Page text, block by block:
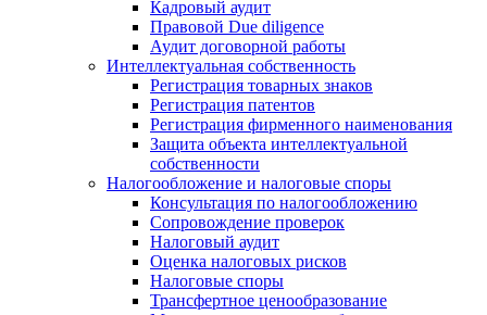
Кадровый аудит
Правовой Due diligence
Аудит договорной работы
Интеллектуальная собственность
Регистрация товарных знаков
Регистрация патентов
Регистрация фирменного наименования
Защита объекта интеллектуальной
собственности
Налогообложение и налоговые споры
Консультация по налогообложению
Сопровождение проверок
Налоговый аудит
Оценка налоговых рисков
Налоговые споры
Трансфертное ценообразование